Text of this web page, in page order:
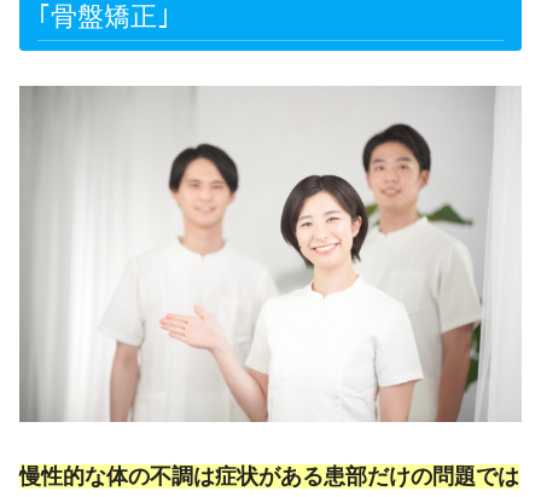
｢骨盤矯正｣
慢性的な体の不調は症状がある患部だけの問題では